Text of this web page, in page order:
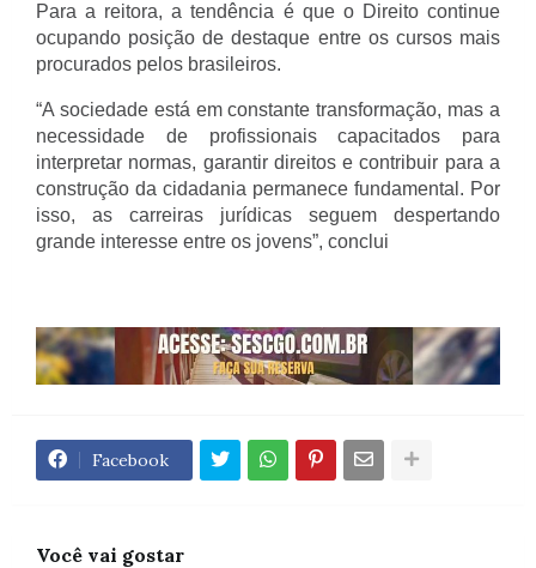
Para a reitora, a tendência é que o Direito continue
ocupando posição de destaque entre os cursos mais
procurados pelos brasileiros.
“A sociedade está em constante transformação, mas a
necessidade de profissionais capacitados para
interpretar normas, garantir direitos e contribuir para a
construção da cidadania permanece fundamental. Por
isso, as carreiras jurídicas seguem despertando
grande interesse entre os jovens”, conclui
Facebook
Você vai gostar